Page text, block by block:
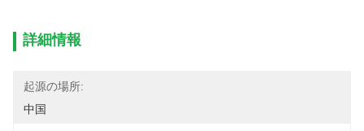
詳細情報
起源の場所:
中国